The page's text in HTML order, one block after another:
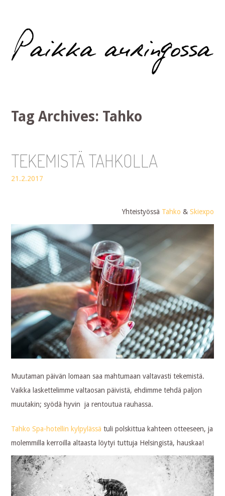
Paikka auringossa
Tag Archives: Tahko
TEKEMISTÄ TAHKOLLA
21.2.2017
Yhteistyössä Tahko & Skiexpo
Muutaman päivän lomaan saa mahtumaan valtavasti tekemistä.
Vaikka laskettelimme valtaosan päivistä, ehdimme tehdä paljon
muutakin; syödä hyvin ja rentoutua rauhassa.
Tahko Spa-hotellin kylpylässä tuli polskittua kahteen otteeseen, ja
molemmilla kerroilla altaasta löytyi tuttuja Helsingistä, hauskaa!